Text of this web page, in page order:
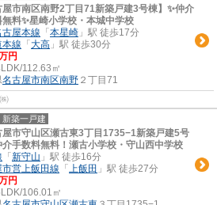
屋市南区南野2丁目71新築戸建3号棟】✨️仲介
料✨️星崎小学校・本城中学校
屋本線 「 本星崎 」駅 徒歩17分
本線 「 大高 」駅 徒歩30分
円
112.63㎡
名古屋市南区南野 ２丁目71
新築一戸建
屋市守山区瀬古東3丁目1735−1新築戸建5号
介手数料無料！瀬古小学校・守山西中学校
「 新守山 」駅 徒歩16分
営上飯田線 「 上飯田 」駅 徒歩27分
円
106.01㎡